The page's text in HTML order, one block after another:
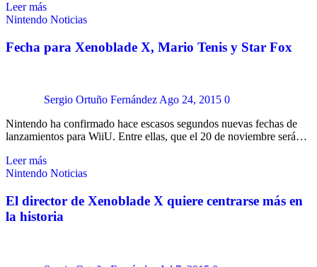
Leer más
Nintendo Noticias
Fecha para Xenoblade X, Mario Tenis y Star Fox
Sergio Ortuño FernándezAgo 24, 2015 0
Nintendo ha confirmado hace escasos segundos nuevas fechas de
lanzamientos para WiiU. Entre ellas, que el 20 de noviembre será…
Leer más
Nintendo Noticias
El director de Xenoblade X quiere centrarse más en
la historia